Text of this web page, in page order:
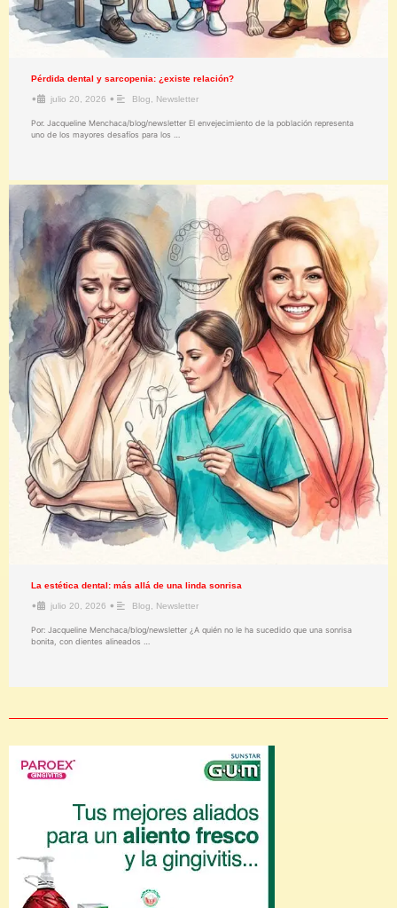
Pérdida dental y sarcopenia: ¿existe relación?
• julio 20, 2026 • Blog, Newsletter
Por. Jacqueline Menchaca/blog/newsletter El envejecimiento de la población representa
uno de los mayores desafíos para los …
La estética dental: más allá de una linda sonrisa
• julio 20, 2026 • Blog, Newsletter
Por: Jacqueline Menchaca/blog/newsletter ¿A quién no le ha sucedido que una sonrisa
bonita, con dientes alineados …